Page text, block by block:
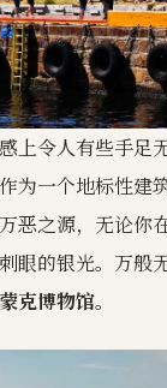
上令人有些手足
作为一个地标性建
恶之源，无论你
眼的银光。万般
蒙克博物馆。